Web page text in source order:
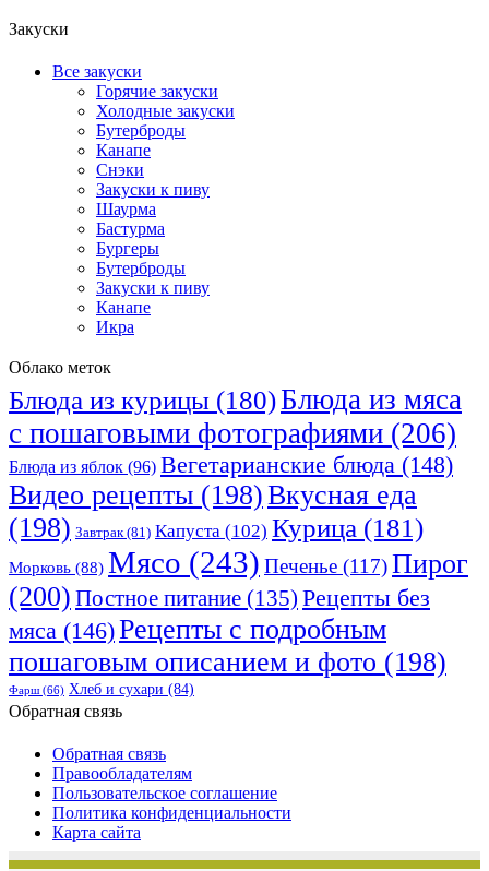
Закуски
Все закуски
Горячие закуски
Холодные закуски
Бутерброды
Канапе
Снэки
Закуски к пиву
Шаурма
Бастурма
Бургеры
Бутерброды
Закуски к пиву
Канапе
Икра
Облако меток
Блюда из курицы (180)Блюда из мяса
с пошаговыми фотографиями (206)
Блюда из яблок (96) Вегетарианские блюда (148)
Видео рецепты (198)Вкусная еда
(198) Завтрак(81) Капуста (102) Курица (181)
Морковь (88) Мясо (243) Печенье (117)Пирог
(200) Постное питание (135) Рецепты без
мяса (146)Рецепты с подробным
пошаговым описанием и фото (198)
Фарш(66) Хлеб и сухари (84)
Обратная связь
Обратная связь
Правообладателям
Пользовательское соглашение
Политика конфиденциальности
Карта сайта